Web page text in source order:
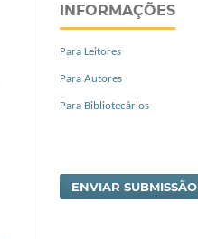
INFORMAÇÕES
Para Leitores
Para Autores
Para Bibliotecários
ENVIAR SUBMISSÃO